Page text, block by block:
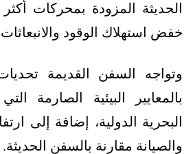
الحديثة المزودة بمحركات
خفض استهلاك الوقود
وتواجه السفن القديمة
بالمعايير البيئية الصارمة
البحرية الدولية، إضافة إلى
والصيانة مقارنة بالسفن الحديثة.